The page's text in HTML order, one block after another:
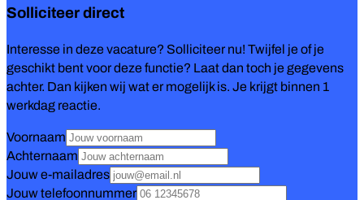
Solliciteer direct
Interesse in deze vacature? Solliciteer nu! Twijfel je of je
geschikt bent voor deze functie? Laat dan toch je gegevens
achter. Dan kijken wij wat er mogelijk is. Je krijgt binnen 1
werkdag reactie.
Voornaam
Achternaam
Jouw e-mailadres
Jouw telefoonnummer